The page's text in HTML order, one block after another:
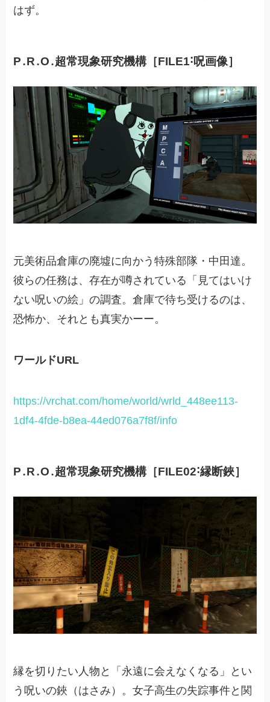
はず。
P․R․O․超常現象研究機構［FILE1˸呪画像］
元美術品倉庫の廃墟に向かう特殊部隊・中田達。
彼らの任務は、存在が噂されている「見てはいけ
ない呪いの絵」の調査。倉庫で待ち受けるのは、
恐怖か、それとも真実かーー。
ワールドURL
https://vrchat.com/home/world/wrld_448ee113-
1df4-4fde-b8ea-44ed076a7f8f/info
P․R․O․超常現象研究機構［FILE02˸縁断鋏］
縁を切りたい人物と「永遠に会えなくなる」とい
う呪いの鋏（はさみ）。女子高生の失踪事件と関